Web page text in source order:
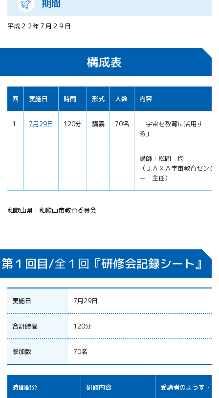
ISEB（国際
ISEB学生派
遣プログラ
ム
期間
平成２２年７月２９日
構成表
回 実施日 時間 形式 人数 内容
1 7月29日 120分 講義 70名
「宇宙を教育に活用す
る」
講師：松岡 均
（ＪＡＸＡ宇宙教育センタ
ー 主任）
和歌山県・和歌山市教育委員会
第１回目/全１回 『研修会記録シート』
実施日 7月29日
合計時間 120分
参加数 70名
時間配分 研修内容 受講者のようす・感